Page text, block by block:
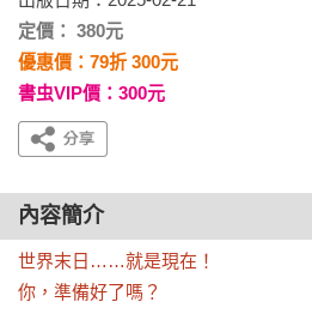
定價： 380元
優惠價：79折 300元
書虫VIP價：300元
內容簡介
世界末日……就是現在！
你，準備好了嗎？